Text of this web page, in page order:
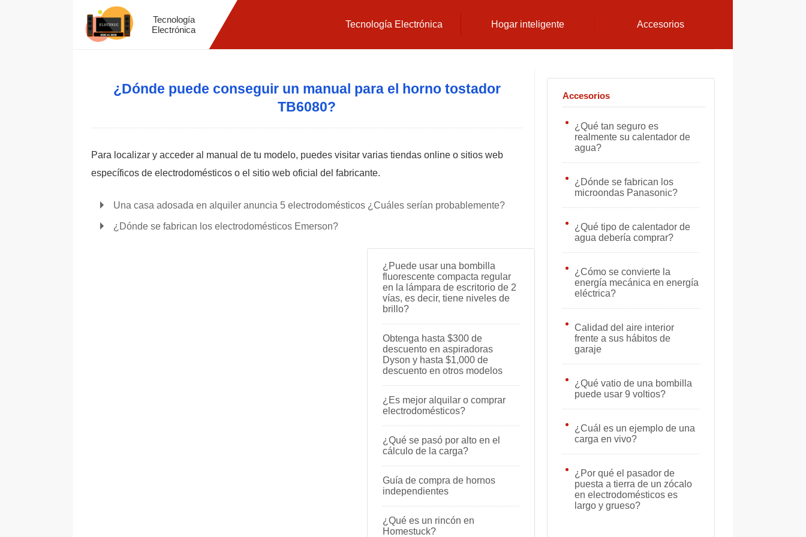
Tecnología
Electrónica
Tecnología Electrónica Hogar inteligente Accesorios
¿Dónde puede conseguir un manual para el horno tostador
TB6080?
Para localizar y acceder al manual de tu modelo, puedes visitar varias tiendas online o sitios web
específicos de electrodomésticos o el sitio web oficial del fabricante.
Una casa adosada en alquiler anuncia 5 electrodomésticos ¿Cuáles serían probablemente?
¿Dónde se fabrican los electrodomésticos Emerson?
Accesorios
¿Qué tan seguro es
realmente su calentador de
agua?
¿Dónde se fabrican los
microondas Panasonic?
¿Qué tipo de calentador de
agua debería comprar?
¿Cómo se convierte la
energía mecánica en energía
eléctrica?
Calidad del aire interior
frente a sus hábitos de
garaje
¿Qué vatio de una bombilla
puede usar 9 voltios?
¿Cuál es un ejemplo de una
carga en vivo?
¿Por qué el pasador de
puesta a tierra de un zócalo
en electrodomésticos es
largo y grueso?
¿Puede usar una bombilla
fluorescente compacta regular
en la lámpara de escritorio de 2
vías, es decir, tiene niveles de
brillo?
Obtenga hasta $300 de
descuento en aspiradoras
Dyson y hasta $1,000 de
descuento en otros modelos
¿Es mejor alquilar o comprar
electrodomésticos?
¿Qué se pasó por alto en el
cálculo de la carga?
Guía de compra de hornos
independientes
¿Qué es un rincón en
Homestuck?